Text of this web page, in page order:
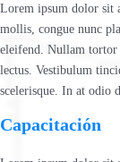
Lorem ipsum dolor sit
mollis, congue nunc
eleifend. Nullam tortor
lectus. Vestibulum
scelerisque. In at odio
Capacitación